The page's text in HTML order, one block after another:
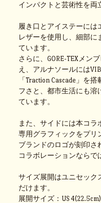
インパクトと芸術性を両
履き口とアイステーには
レザーを使用し、細部に
ています。
さらに、GORE-TEXメン
え、アルナソールには
「Traction Cascade」を
フさと、都市生活にも溶
ています。
また、サイドには本コ
専用グラフィックをプリ
ブランドのロゴが刻印さ
コラボレーションならで
サイズ展開はユニセック
だけます。
展開サイズ：US